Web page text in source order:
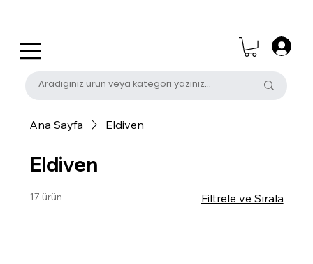
Ana Sayfa Eldiven
Eldiven
17 ürün Filtrele ve Sırala